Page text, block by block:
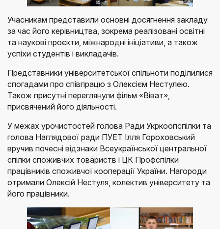
Учасникам представили основні досягнення закладу
за час його керівництва, зокрема реалізовані освітні
та наукові проєкти, міжнародні ініціативи, а також
успіхи студентів і викладачів.
Представники університетської спільноти поділилися
спогадами про співпрацю з Олексієм Нестулею.
Також присутні переглянули фільм «Віват»,
присвячений його діяльності.
У межах урочистостей голова Ради Укркоопспілки та
голова Наглядової ради ПУЕТ Ілля Гороховський
вручив почесні відзнаки Всеукраїнської центральної
спілки споживчих товариств і ЦК Профспілки
працівників споживчої кооперації України. Нагороди
отримали Олексій Нестуля, колектив університету та
його працівники.